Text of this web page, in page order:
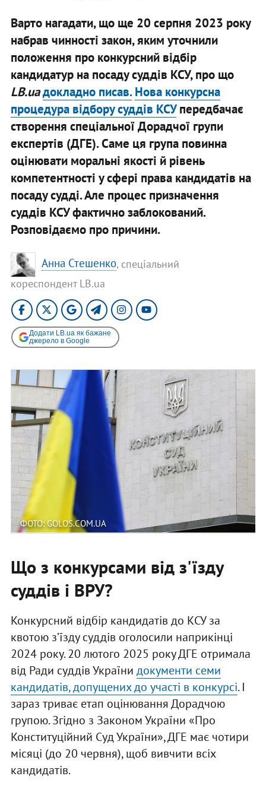
Варто нагадати, що ще 20 серпня 2023 року
набрав чинності закон, яким уточнили
положення про конкурсний відбір
кандидатур на посаду суддів КСУ, про що
LB.uaдокладно писав. Нова конкурсна
процедура відбору суддів КСУпередбачає
створення спеціальної Дорадчої групи
експертів (ДГЕ). Саме ця група повинна
оцінювати моральні якості й рівень
компетентності у сфері права кандидатів на
посаду судді. Але процес призначення
суддів КСУ фактично заблокований.
Розповідаємо про причини.
Анна Стешенко, спеціальний
кореспондент LB.ua
Додати LB.ua як бажане
джерело в Google
ФОТО: GOLOS.COM.UA
Що з конкурсами від з'їзду
суддів і ВРУ?
Конкурсний відбір кандидатів до КСУ за
квотою зʼїзду суддів оголосили наприкінці
2024 року. 20 лютого 2025 року ДГЕ отримала
від Ради суддів України документи семи
кандидатів, допущених до участі в конкурсі. І
зараз триває етап оцінювання Дорадчою
групою. Згідно з Законом України «Про
Конституційний Суд України», ДГЕ має чотири
місяці (до 20 червня), щоб вивчити всіх
кандидатів.